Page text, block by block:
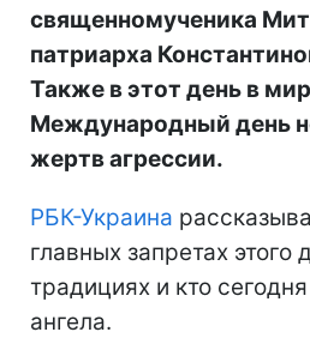
священномученика
патриарха
Также в этот день в
Международный день
жертв агрессии.
РБК-Украина
главных запретах этого
традициях и кто
ангела.